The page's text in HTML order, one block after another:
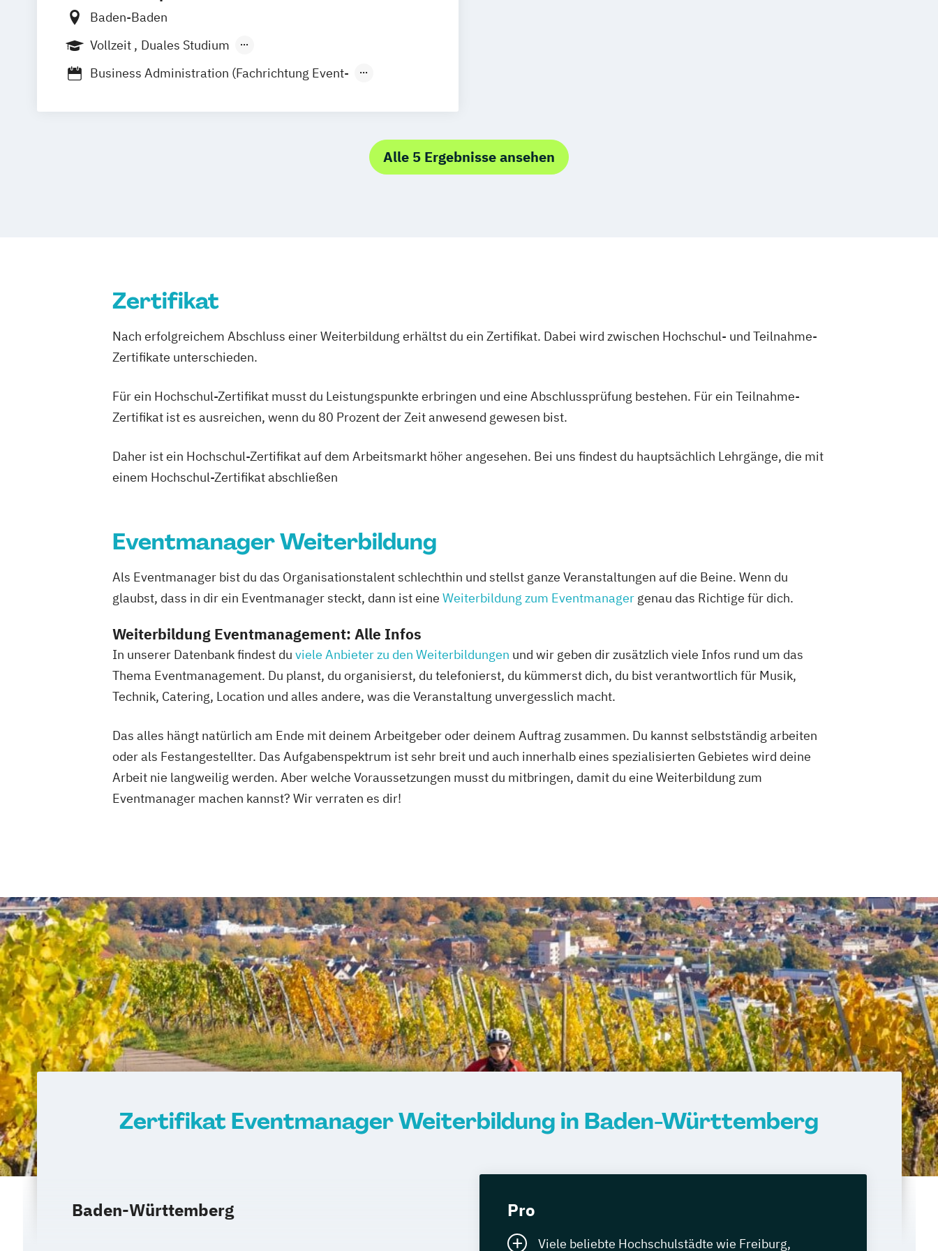
Baden-Baden
Vollzeit
Duales Studium
Berufsbegleitender Präsenzlehrgang
Business Administration (Fachrichtung Event-
Event- und Incentivemanagement (IHK) Event-
Grundlagen Veranstaltungs- und ProduktionstechnikAlle 5 Ergebnisse ansehen
Zertifikat
Nach erfolgreichem Abschluss einer Weiterbildung erhältst du ein Zertifikat. Dabei wird zwischen Hochschul- und Teilnahme-
Zertifikate unterschieden.
Für ein Hochschul-Zertifikat musst du Leistungspunkte erbringen und eine Abschlussprüfung bestehen. Für ein Teilnahme-
Zertifikat ist es ausreichen, wenn du 80 Prozent der Zeit anwesend gewesen bist.
Daher ist ein Hochschul-Zertifikat auf dem Arbeitsmarkt höher angesehen. Bei uns findest du hauptsächlich Lehrgänge, die mit
einem Hochschul-Zertifikat abschließen
Eventmanager Weiterbildung
Als Eventmanager bist du das Organisationstalent schlechthin und stellst ganze Veranstaltungen auf die Beine. Wenn du
glaubst, dass in dir ein Eventmanager steckt, dann ist eine Weiterbildung zum Eventmanager genau das Richtige für dich.
Weiterbildung Eventmanagement: Alle Infos
In unserer Datenbank findest du viele Anbieter zu den Weiterbildungen und wir geben dir zusätzlich viele Infos rund um das
Thema Eventmanagement. Du planst, du organisierst, du telefonierst, du kümmerst dich, du bist verantwortlich für Musik,
Technik, Catering, Location und alles andere, was die Veranstaltung unvergesslich macht.
Das alles hängt natürlich am Ende mit deinem Arbeitgeber oder deinem Auftrag zusammen. Du kannst selbstständig arbeiten
oder als Festangestellter. Das Aufgabenspektrum ist sehr breit und auch innerhalb eines spezialisierten Gebietes wird deine
Arbeit nie langweilig werden. Aber welche Voraussetzungen musst du mitbringen, damit du eine Weiterbildung zum
Eventmanager machen kannst? Wir verraten es dir!
Zertifikat Eventmanager Weiterbildung in Baden-Württemberg
Baden-Württemberg Pro
Viele beliebte Hochschulstädte wie Freiburg,